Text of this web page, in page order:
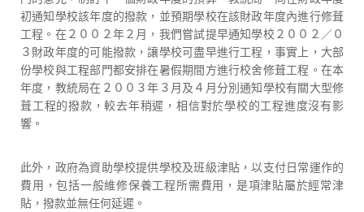
初通知學校該年度的撥款，並預期學校在該財政年度內進行修葺
工程。在２００２年２月，我們嘗試提早通知學校２００２／０
３財政年度的可能撥款，讓學校可盡早進行工程，事實上，大部
份學校與工程部門都安排在暑假期間方進行校舍修葺工程。在本
年度，教統局在２００３年３月及４月分別通知學校有關大型修
葺工程的撥款，較去年稍遲，相信對於學校的工程進度沒有影
響。
此外，政府為資助學校提供學校及班級津貼，以支付日常運作的
費用，包括一般維修保養工程所需費用，是項津貼屬於經常津
貼，撥款並無任何延遲。